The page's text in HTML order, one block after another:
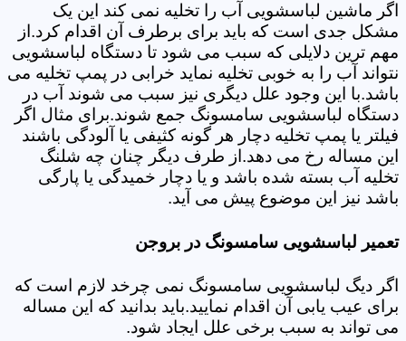
اگر ماشین لباسشویی آب را تخلیه نمی کند این یک
مشکل جدی است که باید برای برطرف آن اقدام کرد.از
مهم ترین دلایلی که سبب می شود تا دستگاه لباسشویی
نتواند آب را به خوبی تخلیه نماید خرابی در پمپ تخلیه می
باشد.با این وجود علل دیگری نیز سبب می شوند آب در
دستگاه لباسشویی سامسونگ جمع شوند.برای مثال اگر
فیلتر یا پمپ تخلیه دچار هر گونه کثیفی یا آلودگی باشند
این مساله رخ می دهد.از طرف دیگر چنان چه شلنگ
تخلیه آب بسته شده باشد و یا دچار خمیدگی یا پارگی
باشد نیز این موضوع پیش می آید.
تعمیر لباسشویی سامسونگ در بروجن
اگر دیگ لباسشویی سامسونگ نمی چرخد لازم است که
برای عیب یابی آن اقدام نمایید.باید بدانید که این مساله
می تواند به سبب برخی علل ایجاد شود.